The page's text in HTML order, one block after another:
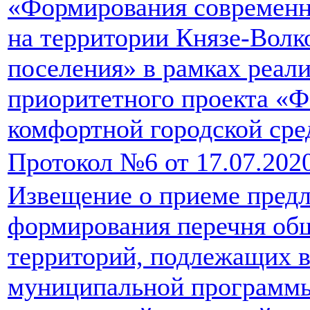
«Формирования
на территории Князе-
поселения» в рамках
приоритетного проекта
комфортной городской
Протокол №6 от
Извещение о приеме
формирования перечня
территорий, подлежащих
муниципальной